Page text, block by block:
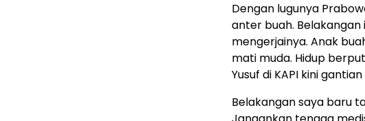
Dengan lugunya
anter buah.
mengerjainya. Anak
mati muda. Hidup
Yusuf di KAPI kini
Belakangan saya baru